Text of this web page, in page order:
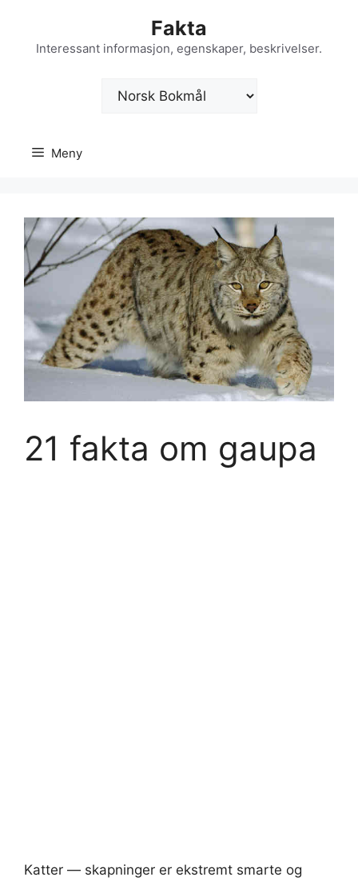
innhold
Fakta
Interessant informasjon, egenskaper, beskrivelser.
Velg
Meny
21 fakta om gaupa
Katter — skapninger er ekstremt smarte og